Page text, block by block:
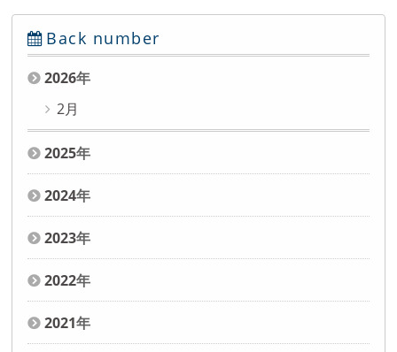
Back number
2026年
2月
2025年
2024年
2023年
2022年
2021年